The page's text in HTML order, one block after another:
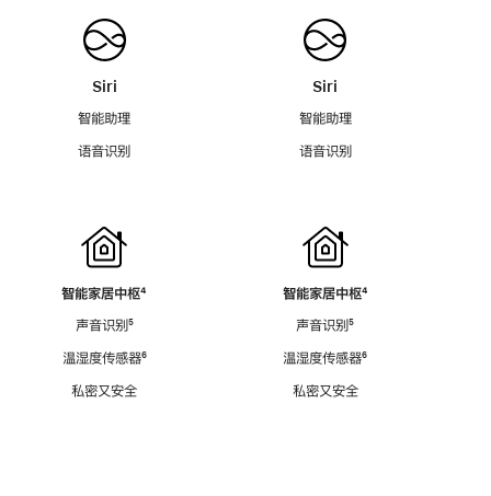
Siri
智能助理
语音识别
智能家居中枢脚
⁴
声音识别脚
⁵
温湿度传感器脚
⁶
私密又安全
Siri
智能助理
语音识别
智能家居中枢脚
⁴
声音识别脚
⁵
温湿度传感器脚
⁶
私密又安全